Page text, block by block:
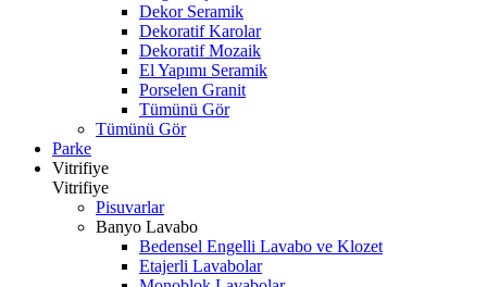
Dekor Seramik
Dekoratif Karolar
Dekoratif Mozaik
El Yapımı Seramik
Porselen Granit
Tümünü Gör
Tümünü Gör
Parke
Vitrifiye
Vitrifiye
Pisuvarlar
Banyo Lavabo
Bedensel Engelli Lavabo ve Klozet
Etajerli Lavabolar